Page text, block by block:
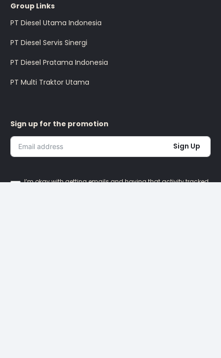
Group Links
PT Diesel Utama Indonesia
PT Diesel Servis Sinergi
PT Diesel Pratama Indonesia
PT Multi Traktor Utama
Sign up for the promotion
Sign Up
I’m okay with getting emails and having that activity tracked